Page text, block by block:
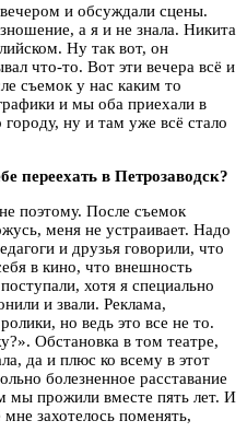
и обсуждали сцены.
а я и не знала. Никита
Ну так вот, он
что-то. Вот эти вечера всё и
съемок у нас каким то
и мы оба приехали в
ну и там уже всё стало
переехать в Петрозаводск?
поэтому. После съемок
меня не устраивает. Надо
и друзья говорили, что
в кино, что внешность
хотя я специально
и звали. Реклама,
но ведь это все не то.
Обстановка в том театре,
да и плюс ко всему в этот
болезненное расставание
мы прожили вместе пять лет. И
захотелось поменять,